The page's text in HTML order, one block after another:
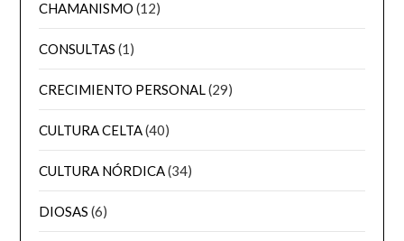
CHAMANISMO (12)
CONSULTAS (1)
CRECIMIENTO PERSONAL(29)
CULTURA CELTA(40)
CULTURA NÓRDICA(34)
DIOSAS (6)